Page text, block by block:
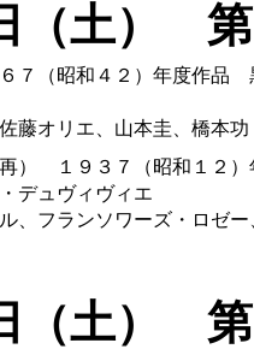
（土）
７（昭和４２）年度作品
藤オリエ、山本圭、橋本功
再） １９３７（昭和１２
デュヴィヴィエ
、フランソワーズ・ロゼ
（土）